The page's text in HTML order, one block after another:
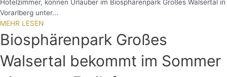
Hotelzimmer, können Urlauber im Biosphärenpark Großes Walsertal in
Vorarlberg unter...
MEHR LESEN
Biosphärenpark Großes
Walsertal bekommt im Sommer